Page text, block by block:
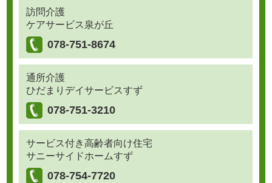
訪問介護
ケアサービス泉が丘
078-751-8674
通所介護
ひだまりデイサービスすず
078-751-3210
サービス付き高齢者向け住宅
サニーサイドホームすず
078-754-7720